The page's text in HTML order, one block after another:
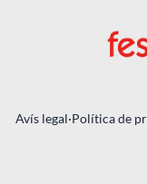
Avís legal·Política de